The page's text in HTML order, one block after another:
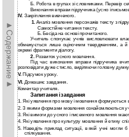
►Содержание►
Б. Робота в групах зі словниками. Перевір
Виконання вправи підручника (усно і
ІV. Закріплення вивченого.
1.Аналіз мовлення персонажів тексту з
Самостійне читання тексту.
Б. Бесіда на основі прочитаного.
Учитель спонукає учнів висловлювати
обмежується лише оціночним твердженням, а й
окремі фрагменти діалогу.
2.
Розвиток усного мовлення.
Під час виконання вправи підручника
розповідати дуже стисло, виділяючи головну думку.
V. Підсумок уроку.
VI.Домашнє завдання.
Коментар учителя.
Запитання і завдання
1. Які уявлення про мову і мовлення формуються в
2. З якими формами мовлення ознайомлюються
3. Які вимоги до усного і писемного мовлення
4. Які уявлення про культуру мовлення й етику
5.
Наведіть приклад ситуації, в якій учні
спілкування.